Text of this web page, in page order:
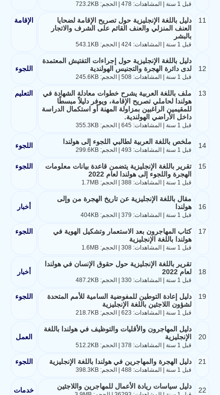
قبل 1 سنة | المشاهدات: 478 | الحجم: 723.2KB
11
دليل باللغة الإنجليزية حول تصريح الإقامة لضحايا
العنف المنزلي والعنف القائم على الشرف والاتجار
بالبشر
قبل 1 سنة | المشاهدات: 424 | الحجم: 543.1KB
الإقامة
12
دليل باللغة الإنجليزية حول إجراءات التفتيش المعتمدة
لدى دائرة الهجرة والتجنيس الهولندية
قبل 1 سنة | المشاهدات: 508 | الحجم: 245.6KB
اللجوء
13
ملف باللغة العربية يشرح خطوات معادلة الشهادة في
هولندا لحاملي تصريح الإقامة، ويوفر دليلاً مبسطًا
للمقيمين الراغبين بمزاولة المهنة أو استكمال الدراسة
داخل الأراضي الهولندية.
قبل 1 سنة | المشاهدات: 645 | الحجم: 355.3KB
التعليم
14 ملخص باللغة العربية لطالبي اللجوء إلى هولندا
قبل 1 سنة | المشاهدات: 493 | الحجم: 299.6KB
اللجوء
15
تقرير باللغة الإنجليزية يتضمن قاعدة بيانات معلومات
الهجرة واللجوء إلى هولندا لعام 2022
قبل 1 سنة | المشاهدات: 388 | الحجم: 1.7MB
اللجوء
16
مقال باللغة الإنجليزية عن تاريخ الهجرة من وإلى
هولندا
قبل 1 سنة | المشاهدات: 379 | الحجم: 404KB
أخبار
17
كتاب المهاجرون بعد الاستعمار وتشكيل الهوية في
هولندا باللغة الإنجليزية
قبل 1 سنة | المشاهدات: 308 | الحجم: 1.6MB
اللجوء
18
تقرير باللغة الإنجليزية حول حقوق الإنسان في هولندا
لعام 2022
قبل 1 سنة | المشاهدات: 330 | الحجم: 487.2KB
أخبار
19
دليل إعادة التوطين للمفوضية السامية للأمم المتحدة
لشؤون اللاجئين باللغة الإنجليزية
قبل 1 سنة | المشاهدات: 623 | الحجم: 218.7KB
اللجوء
20
دليل المهاجرون والأقليات والتوظيف في هولندا باللغة
الإنجليزية
قبل 1 سنة | المشاهدات: 378 | الحجم: 512.2KB
العمل
21 دليل الهجرة والمهاجرين في هولندا باللغة الإنجليزية
قبل 1 سنة | المشاهدات: 488 | الحجم: 398.3KB
اللجوء
22 دليل سياسات ريادة الأعمال للمهاجرين واللاجئين خدمات